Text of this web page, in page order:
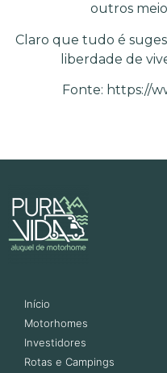
outros
Claro que tudo é
liberdade de
Fonte: https://
Início
Motorhomes
Investidores
Rotas e Campings